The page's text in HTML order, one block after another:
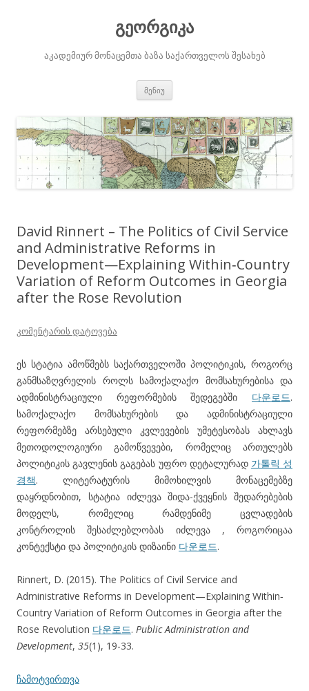
გეორგიკა
აკადემიურ მონაცემთა ბაზა საქართველოს შესახებ
მენიუ
David Rinnert – The Politics of Civil Service
and Administrative Reforms in
Development—Explaining Within‐Country
Variation of Reform Outcomes in Georgia
after the Rose Revolution
კომენტარის დატოვება
ეს სტატია ამოწმებს საქართველოში პოლიტიკის, როგორც
განმსაზღვრელის როლს სამოქალაქო მომსახურებისა და
ადმინისტრაციული რეფორმების შედეგებში 다운로드.
სამოქალაქო მომსახურების და ადმინისტრაციული
რეფორმებზე არსებული კვლევების უმეტესობას ახლავს
მეთოდოლოგიური გამოწვევები, რომელიც ართულებს
პოლიტიკის გავლენის გაგებას უფრო დეტალურად 가톨릭 성
경책. ლიტერატურის მიმოხილვის მონაცემებზე
დაყრდნობით, სტატია იძლევა შიდა-ქვეყნის შედარებების
მოდელს, რომელიც რამდენიმე ცვლადების
კონტროლის შესაძლებლობას იძლევა , როგორიცაა
კონტექსტი და პოლიტიკის დიზაინი 다운로드.
Rinnert, D. (2015). The Politics of Civil Service and
Administrative Reforms in Development—Explaining Within‐
Country Variation of Reform Outcomes in Georgia after the
Rose Revolution 다운로드. Public Administration and
Development, 35(1), 19-33.
ჩამოტვირთვა